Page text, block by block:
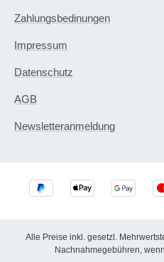
Zahlungsbedinungen
Impressum
Datenschutz
AGB
Newsletteranmeldung
Alle Preise inkl. gesetzl.
Nachnahmegebühren,